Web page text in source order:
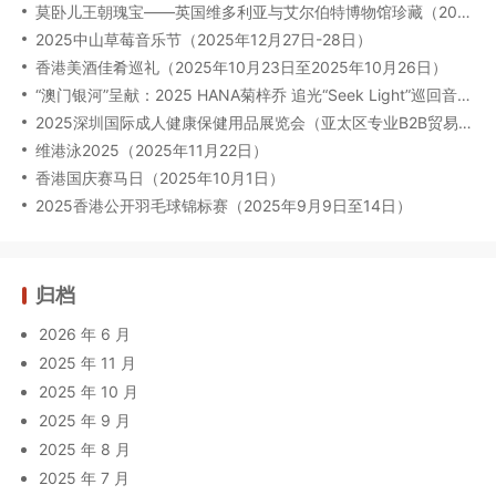
莫卧儿王朝瑰宝——英国维多利亚与艾尔伯特博物馆珍藏（2025年8月6日-2026年2月23日）
2025中山草莓音乐节（2025年12月27日-28日）
香港美酒佳肴巡礼（2025年10月23日至2025年10月26日）
“澳门银河”呈献：2025 HANA菊梓乔 追光“Seek Light”巡回音乐会-澳门限定场（2025年9月27日）
2025深圳国际成人健康保健用品展览会（亚太区专业B2B贸易展）（2025年09月17-19日）
维港泳2025（2025年11月22日）
香港国庆赛马日（2025年10月1日）
2025香港公开羽毛球锦标赛（2025年9月9日至14日）
归档
2026 年 6 月
2025 年 11 月
2025 年 10 月
2025 年 9 月
2025 年 8 月
2025 年 7 月